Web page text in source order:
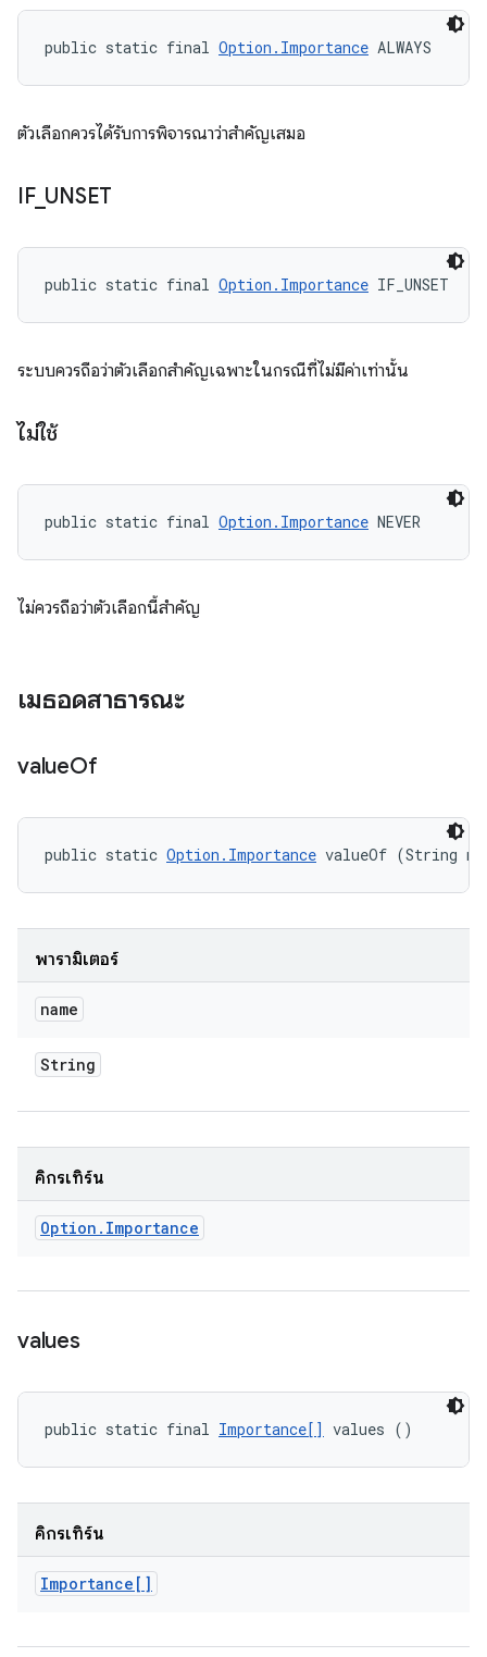
public static final Option.Importance ALWAYS
ตัวเลือกควรได้รับการพิจารณาว่าสำคัญเสมอ
IF_ UNSET
public static final Option.Importance IF_UNSET
ระบบควรถือว่าตัวเลือกสำคัญเฉพาะในกรณีที่ไม่มีค่าเท่านั้น
ไม่ใช้
public static final Option.Importance NEVER
ไม่ควรถือว่าตัวเลือกนี้สำคัญ
เมธอดสาธารณะ
valueOf
public static Option.Importance valueOf (String
พารามิเตอร์
name
String
คิกรีเทิร์น
Option . Importance
values
public static final Importance[] values ()
คิกรีเทิร์น
Importance[]